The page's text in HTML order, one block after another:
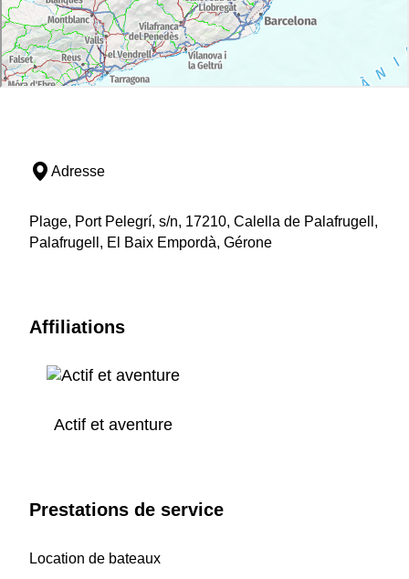
Adresse
Plage, Port Pelegrí, s/n, 17210, Calella de Palafrugell,
Palafrugell, El Baix Empordà, Gérone
Affiliations
Actif et aventure
Prestations de service
Location de bateaux